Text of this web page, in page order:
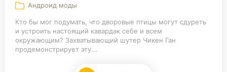
Андроид моды
Кто бы мог подумать, что дворовые птицы могут сдуреть
и устроить настоящий кавардак себе и всем
окружающим? Захватывающий шутер Чикен Ган
продемонстрирует эту...